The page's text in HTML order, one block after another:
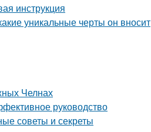
инструкция
уникальные черты он вносит
Челнах
руководство
советы и секреты